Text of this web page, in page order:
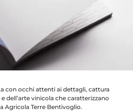
con occhi attenti ai dettagli, cattura
dell’arte vinicola che caratterizzano
Agricola Terre Bentivoglio.